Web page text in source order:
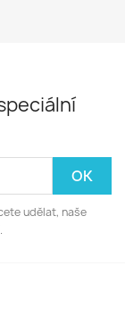
udělat, naše